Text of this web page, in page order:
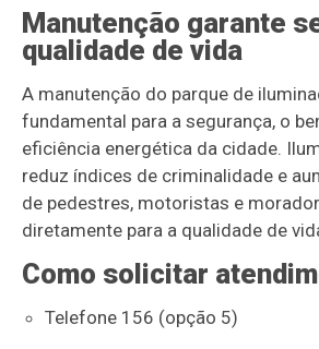
Manutenção garante
qualidade de vida
A manutenção do parque de
fundamental para a segurança, o
eficiência energética da cidade.
reduz índices de criminalidade e
de pedestres, motoristas e
diretamente para a qualidade de
Como solicitar
Telefone 156 (opção 5)